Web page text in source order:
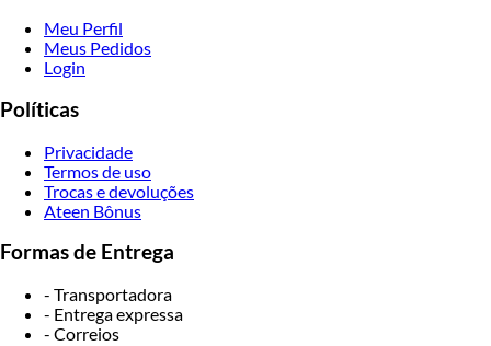
Meu Perfil
Meus Pedidos
Login
Políticas
Privacidade
Termos de uso
Trocas e devoluções
Ateen Bônus
Formas de Entrega
- Transportadora
- Entrega expressa
- Correios